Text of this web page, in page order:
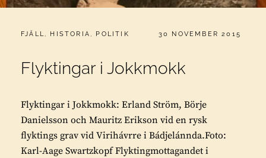
CATEGORIES:
FJÄLL, HISTORIA , POLITIK PUBLICERAT
30 NOVEMBER 2015
Flyktingar i Jokkmokk
Flyktingar i Jokkmokk: Erland Ström, Börje
Danielsson och Mauritz Erikson vid en rysk
flyktings grav vid Virihávrre i Bádjelánnda.Foto:
Karl-Aage Swartzkopf Flyktingmottagandet i